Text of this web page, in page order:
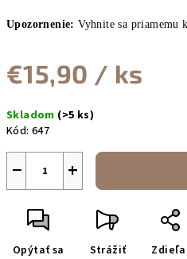
Upozornenie: Vyhnite sa priamemu
€15,90 / ks
cena:
Skladom (>5 ks)
Kód: 647
+
−
Opýtať sa Strážiť